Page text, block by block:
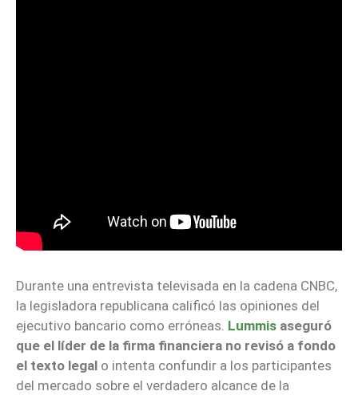
Durante una entrevista televisada en la cadena CNBC,
la legisladora republicana calificó las opiniones del
ejecutivo bancario como erróneas. Lummis aseguró
que el líder de la firma financiera no revisó a fondo
el texto legal o intenta confundir a los participantes
del mercado sobre el verdadero alcance de la